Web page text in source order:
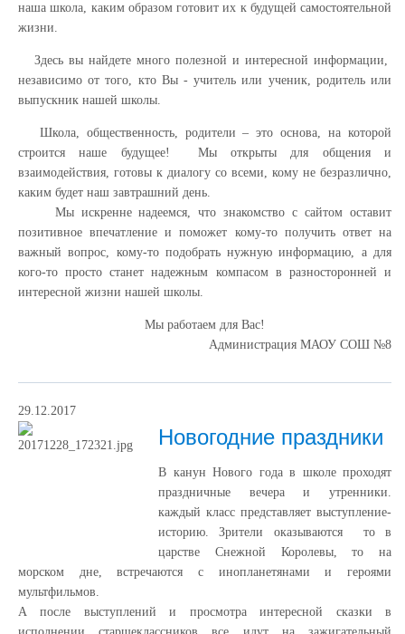
наша школа, каким образом готовит их к будущей самостоятельной
жизни.
Здесь вы найдете много полезной и интересной информации,
независимо от того, кто Вы - учитель или ученик, родитель или
выпускник нашей школы.
Школа, общественность, родители – это основа, на которой
строится наше будущее! Мы открыты для общения и
взаимодействия, готовы к диалогу со всеми, кому не безразлично,
каким будет наш завтрашний день.
Мы искренне надеемся, что знакомство с сайтом оставит
позитивное впечатление и поможет кому-то получить ответ на
важный вопрос, кому-то подобрать нужную информацию, а для
кого-то просто станет надежным компасом в разносторонней и
интересной жизни нашей школы.
Мы работаем для Вас!
Администрация МАОУ СОШ №8
29.12.2017
Новогодние праздники
В канун Нового года в школе проходят
праздничные вечера и утренники.
каждый класс представляет выступление-
историю. Зрители оказываются то в
царстве Снежной Королевы, то на
морском дне, встречаются с инопланетянами и героями
мультфильмов.
А после выступлений и просмотра интересной сказки в